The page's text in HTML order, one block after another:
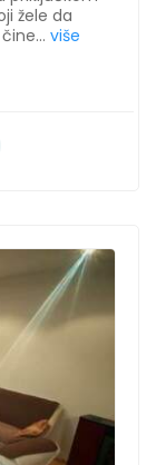
žele da
više